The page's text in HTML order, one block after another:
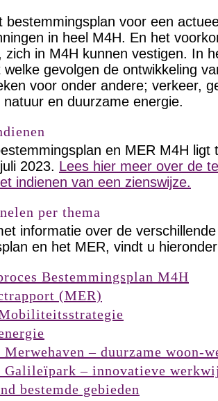
bestemmingsplan voor een
in heel M4H. En het
zich in M4H kunnen vestigen. In
welke gevolgen de ontwikkeling
voor onder andere; verkeer,
natuur en duurzame energie.
en MER M4H ligt
2023. Lees hier meer over de
indienen van een zienswijze.
per thema
informatie over de
en het MER, vindt u
Bestemmingsplan M4H
(MER)
Merwehaven – duurzame woon-
Galileïpark – innovatieve
bestemde gebieden